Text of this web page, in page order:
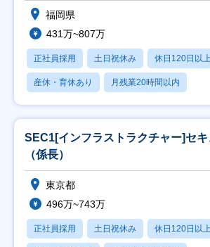
福岡県
431万~807万
正社員採用 土日祝休み 休日120日以上
産休・育休あり 月残業20時間以内
SEC1[インフラストラクチャー]セキ
（係長）
東京都
496万~743万
正社員採用 土日祝休み 休日120日以上